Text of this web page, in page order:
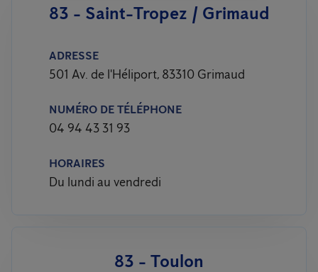
83 - Saint-Tropez / Grimaud
ADRESSE
501 Av. de l'Héliport, 83310 Grimaud
NUMÉRO DE TÉLÉPHONE
04 94 43 31 93
HORAIRES
Du lundi au vendredi
83 - Toulon